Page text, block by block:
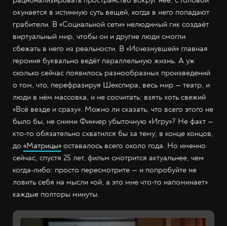
окунается в истинную суть вещей, когда в него попадают
грабители. В «Социальной сети» нелюдимый гик создаёт
виртуальный мир, чтобы он и другие люди смогли
сбежать в него из реальности. В «Исчезнувшей» главная
героиня буквально ведёт параллельную жизнь. А уж
сколько сейчас появилось разнообразных произведений
о том, что, перефразируя Шекспира, весь мир — театр, и
люди в нём массовка, и не сосчитать: взять хоть свежий
«Всё везде и сразу». Можно ли сказать, что всего этого не
было бы, не сними Финчер убыточную «Игру»? Не факт —
кто-то обязательно схватился бы за тему; в конце концов,
до «Матрицы» оставалось всего около года. Но именно
сейчас, спустя 25 лет, фильм смотрится актуальнее, чем
когда-либо: просто пересмотрите — и попробуйте не
ловить себя на мысли «ой, а это мне что-то напоминает»
каждые полторы минуты.